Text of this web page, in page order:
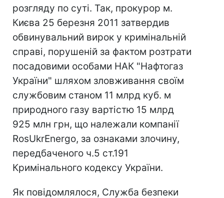
розгляду по суті. Так, прокурор м.
Києва 25 березня 2011 затвердив
обвинувальний вирок у кримінальній
справі, порушеній за фактом розтрати
посадовими особами НАК "Нафтогаз
України" шляхом зловживання своїм
службовим станом 11 млрд куб. м
природного газу вартістю 15 млрд
925 млн грн, що належали компанії
RosUkrEnergo, за ознаками злочину,
передбаченого ч.5 ст.191
Кримінального кодексу України.
Як повідомлялося, Служба безпеки